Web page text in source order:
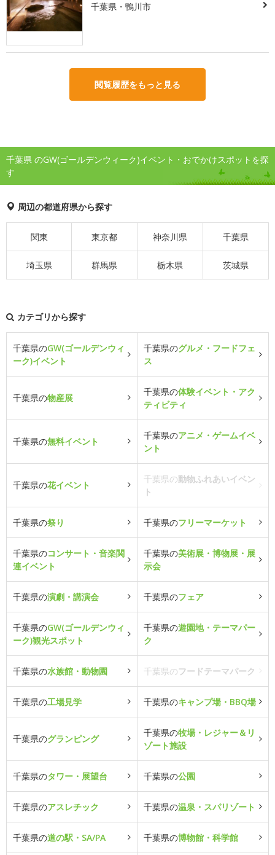
千葉県・鴨川市
閲覧履歴をもっと見る
千葉県 のGW(ゴールデンウィーク)イベント・おでかけスポットを探
す
周辺の都道府県から探す
関東 東京都 神奈川県 千葉県
埼玉県 群馬県 栃木県 茨城県
カテゴリから探す
千葉県のGW(ゴールデンウィ
ーク)イベント
千葉県のグルメ・フードフェ
ス
千葉県の物産展
千葉県の体験イベント・アク
ティビティ
千葉県の無料イベント
千葉県のアニメ・ゲームイベ
ント
千葉県の花イベント
千葉県の動物ふれあいイベン
ト
千葉県の祭り 千葉県のフリーマーケット
千葉県のコンサート・音楽関
連イベント
千葉県の美術展・博物展・展
示会
千葉県の演劇・講演会 千葉県のフェア
千葉県のGW(ゴールデンウィ
ーク)観光スポット
千葉県の遊園地・テーマパー
ク
千葉県の水族館・動物園 千葉県のフードテーマパーク
千葉県の工場見学 千葉県のキャンプ場・BBQ場
千葉県のグランピング
千葉県の牧場・レジャー＆リ
ゾート施設
千葉県のタワー・展望台 千葉県の公園
千葉県のアスレチック 千葉県の温泉・スパリゾート
千葉県の道の駅・SA/PA 千葉県の博物館・科学館